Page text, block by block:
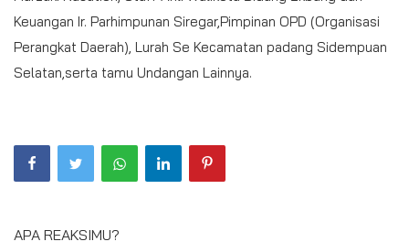
Keuangan Ir. Parhimpunan Siregar,Pimpinan OPD (Organisasi
Perangkat Daerah), Lurah Se Kecamatan padang Sidempuan
Selatan,serta tamu Undangan Lainnya.
APA REAKSIMU?